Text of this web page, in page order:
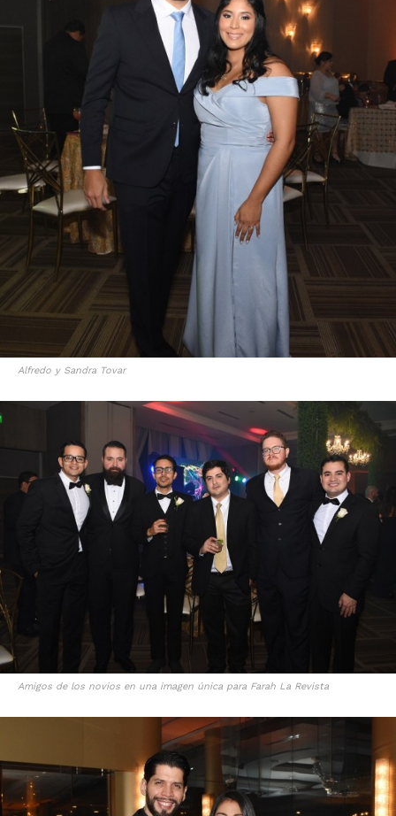
Alfredo y Sandra Tovar
Amigos de los novios en una imagen única para Farah La Revista